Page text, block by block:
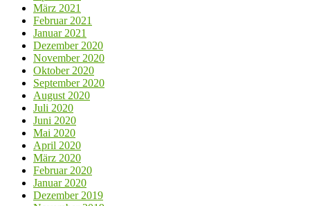
März 2021
Februar 2021
Januar 2021
Dezember 2020
November 2020
Oktober 2020
September 2020
August 2020
Juli 2020
Juni 2020
Mai 2020
April 2020
März 2020
Februar 2020
Januar 2020
Dezember 2019